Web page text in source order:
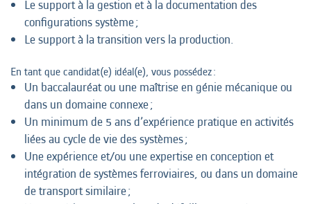
Le support à la gestion et à la documentation des
configurations système ;
Le support à la transition vers la production.
En tant que candidat(e) idéal(e), vous possédez :
Un baccalauréat ou une maîtrise en génie mécanique ou
dans un domaine connexe ;
Un minimum de 5 ans d’expérience pratique en activités
liées au cycle de vie des systèmes ;
Une expérience et/ou une expertise en conception et
intégration de systèmes ferroviaires, ou dans un domaine
de transport similaire ;